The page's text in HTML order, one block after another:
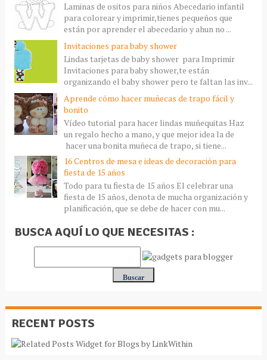
Laminas de ositos para niños Abecedario infantil
para colorear y imprimir,tienes pequeños que
están por aprender el abecedario y ahun no ...
Invitaciones para baby shower
Lindas tarjetas de baby shower para Imprimir
Invitaciones para baby shower,te están
organizando el baby shower pero te faltan las inv...
Aprende cómo hacer muñecas de trapo fácil y
bonito
Vídeo tutorial para hacer lindas muñequitas Haz
un regalo hecho a mano, y que mejor idea la de
hacer una bonita muñeca de trapo, si tiene...
16 Centros de mesa e ideas de decoración para
fiesta de 15 años
Todo para tu fiesta de 15 años El celebrar una
fiesta de 15 años, denota de mucha organización y
planificación, que se debe de hacer con mu...
BUSCA AQUÍ LO QUE NECESITAS :
RECENT POSTS